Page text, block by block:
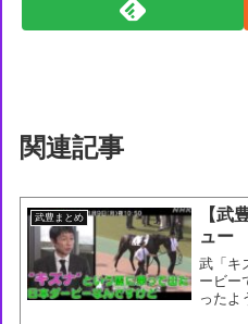
関連記事
武豊まとめ
【武
ュー
武「キ
ービー
ったよ